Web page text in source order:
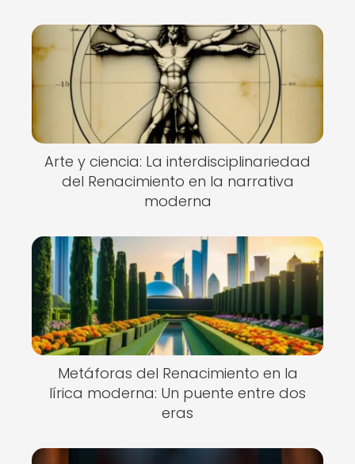
Arte y ciencia: La interdisciplinariedad
del Renacimiento en la narrativa
moderna
Metáforas del Renacimiento en la
lírica moderna: Un puente entre dos
eras